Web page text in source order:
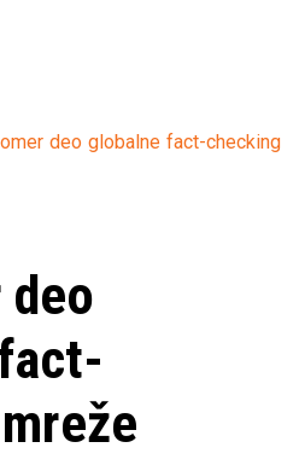
deo globalne fact-checking